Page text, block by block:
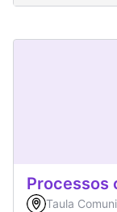
Processos
Taula